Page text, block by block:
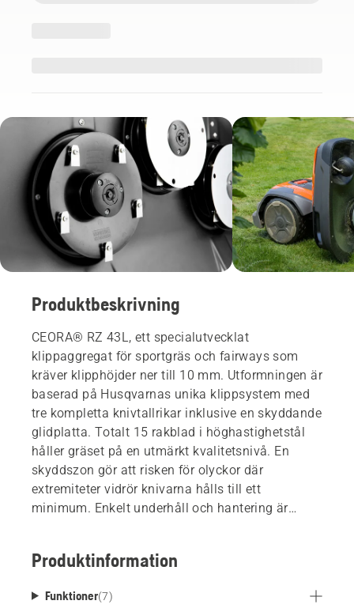
Produktbeskrivning
CEORA® RZ 43L, ett specialutvecklat
klippaggregat för sportgräs och fairways som
kräver klipphöjder ner till 10 mm. Utformningen är
baserad på Husqvarnas unika klippsystem med
tre kompletta knivtallrikar inklusive en skyddande
glidplatta. Totalt 15 rakblad i höghastighetstål
håller gräset på en utmärkt kvalitetsnivå. En
skyddszon gör att risken för olyckor där
extremiteter vidrör knivarna hålls till ett
minimum. Enkelt underhåll och hantering är
snabbt kan fällas upp för enkel åtkomst till
(IPX5-klassad).
Produktinformation
Funktioner(7)